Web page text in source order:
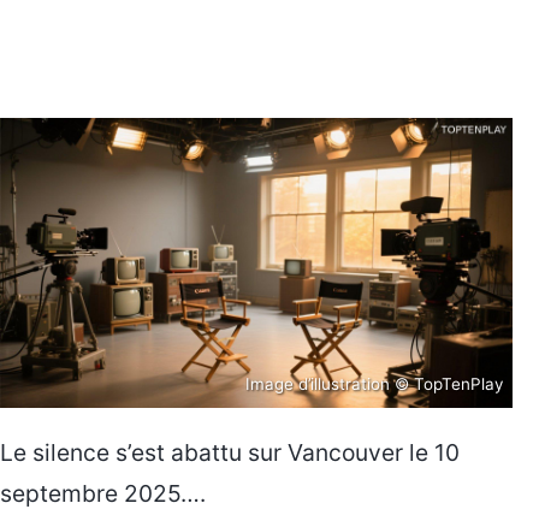
Image d’illustration © TopTenPlay
Le silence s’est abattu sur Vancouver le 10
septembre 2025….